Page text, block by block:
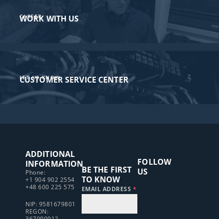
CAREER
WORK WITH US
LET US KNOW
CUSTOMER SERVICE CENTER​
ADDITIONAL
INFORMATION
Phone:
+1 904 902 2554
+48 600 225 575
NIP: 9581679801
REGON:
FOLLOW
US
BE THE FIRST
TO KNOW
EMAIL ADDRESS *